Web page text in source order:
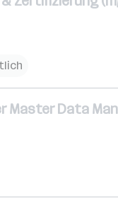
Master Data